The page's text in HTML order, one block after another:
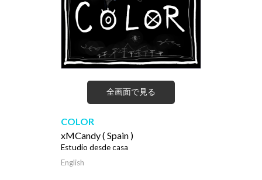
全画面で見る
COLOR
xMCandy ( Spain )
Estudio desde casa
English